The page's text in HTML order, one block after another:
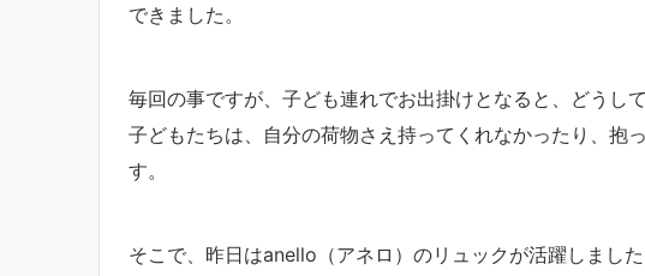
できました。
毎回の事ですが、子ども連れでお出掛けとなると、どうし
子どもたちは、自分の荷物さえ持ってくれなかったり、抱
す。
そこで、昨日はanello（アネロ）のリュックが活躍しました